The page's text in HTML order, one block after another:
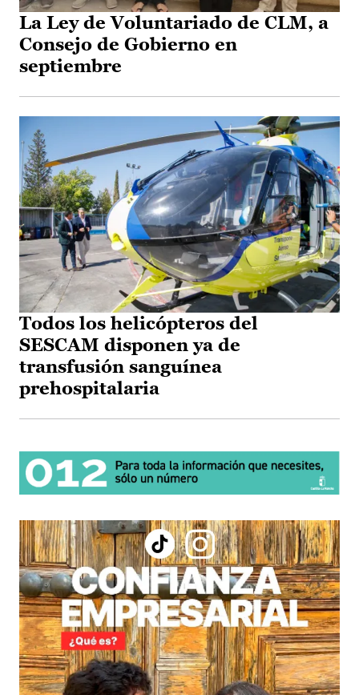
La Ley de Voluntariado de CLM, a
Consejo de Gobierno en
septiembre
Todos los helicópteros del
SESCAM disponen ya de
transfusión sanguínea
prehospitalaria